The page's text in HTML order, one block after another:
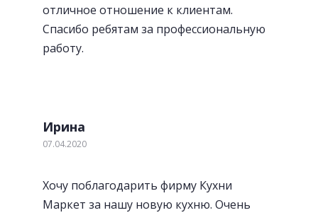
отличное отношение к клиентам.
Спасибо ребятам за профессиональную
работу.
Ирина
07.04.2020
Хочу поблагодарить фирму Кухни
Маркет за нашу новую кухню. Очень